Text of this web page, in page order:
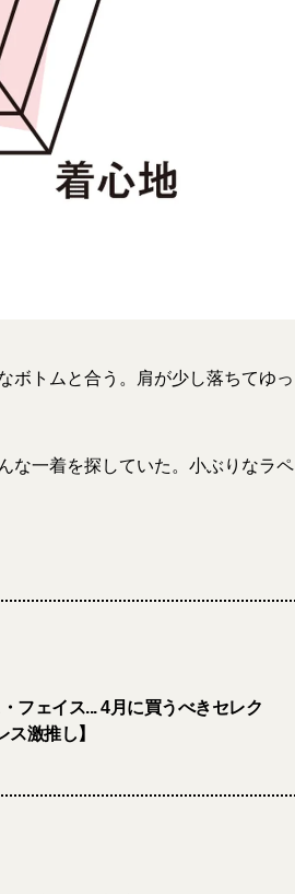
ボトムと合う。肩が少し落ちてゆっ
な一着を探していた。小ぶりなラペ
フェイス... 4月に買うべきセレク
激推し】